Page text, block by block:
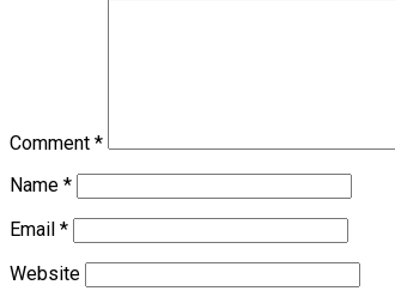
Comment *
Name *
Email *
Website